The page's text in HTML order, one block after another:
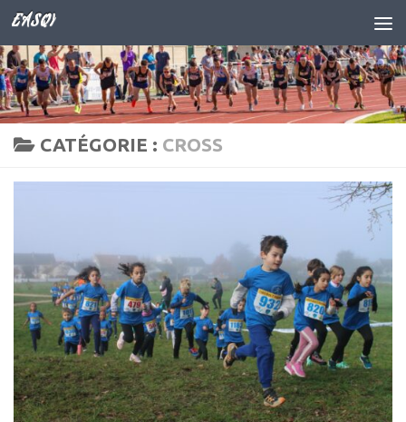
Skip to content
EASQY
CATÉGORIE : CROSS